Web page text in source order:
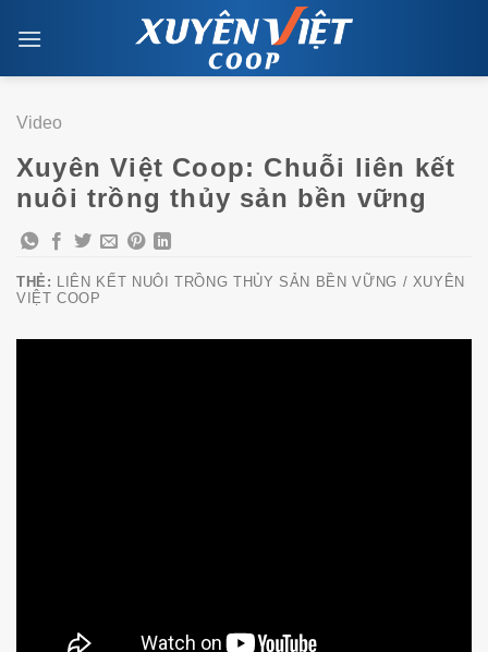
Video
Xuyên Việt Coop: Chuỗi liên kết
nuôi trồng thủy sản bền vững
THẺ:
LIÊN KẾT NUÔI TRỒNG THỦY SẢN BỀN VỮNG / XUYÊN
VIỆT COOP